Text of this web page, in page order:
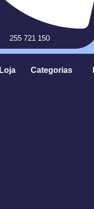
255 721 150
Loja Categorias